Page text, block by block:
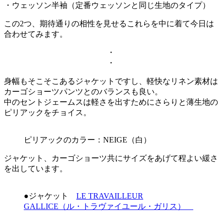
・ウェッソン半袖（定番ウェッソンと同じ生地のタイプ）
この2つ、期待通りの相性を見せるこれらを中に着て今日は
合わせてみます。
・
・
身幅もそこそこあるジャケットですし、軽快なリネン素材は
カーゴショーツパンツとのバランスも良い。
中のセントジェームスは軽さを出すためにさらりと薄生地の
ピリアックをチョイス。
ピリアックのカラー：NEIGE（白）
ジャケット、カーゴショーツ共にサイズをあげて程よい緩さ
を出しています。
●ジャケット LE TRAVAILLEUR
GALLICE（ル・トラヴァイユール・ガリス）